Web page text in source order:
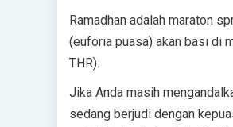
Ramadhan adalah maraton
(euforia puasa) akan basi di
THR).
Jika Anda masih
sedang berjudi dengan